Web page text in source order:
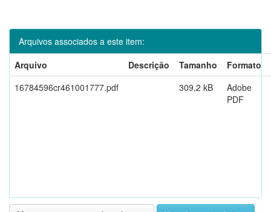
Arquivos associados a este item:
Arquivo
Descrição Tamanho
Formato
16784596cr461001777.pdf
309,2 kB
Adobe
PDF